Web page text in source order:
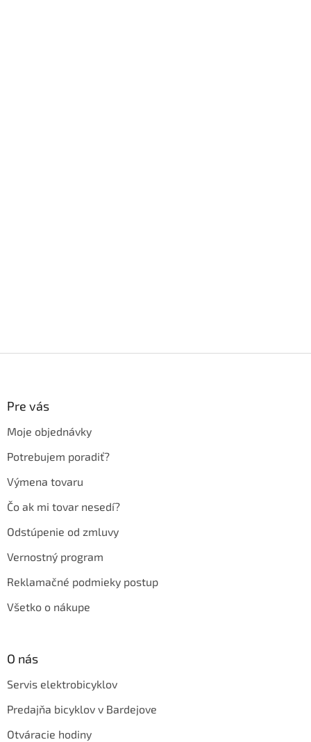
Pre vás
Moje objednávky
Potrebujem poradiť?
Výmena tovaru
Čo ak mi tovar nesedí?
Odstúpenie od zmluvy
Vernostný program
Reklamačné podmieky postup
Všetko o nákupe
O nás
Servis elektrobicyklov
Predajňa bicyklov v Bardejove
Otváracie hodiny